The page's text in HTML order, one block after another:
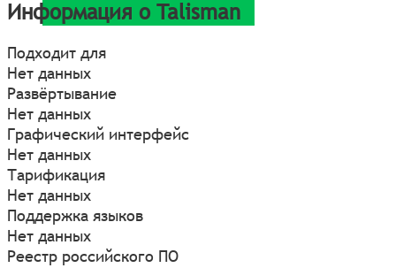
Информация о Talisman
Подходит для
Нет данных
Развёртывание
Нет данных
Графический интерфейс
Нет данных
Тарификация
Нет данных
Поддержка языков
Нет данных
Реестр российского ПО